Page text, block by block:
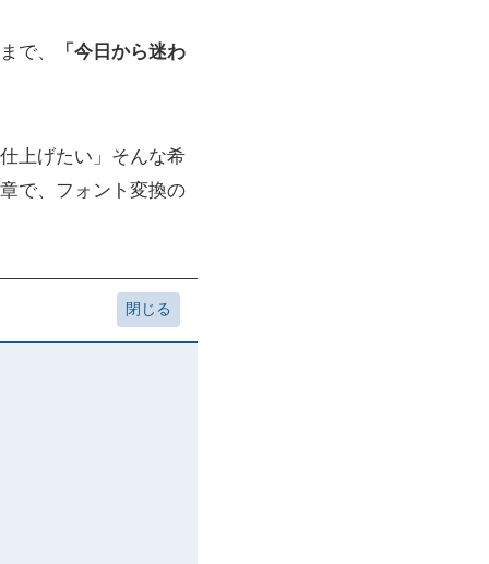
で、 「今日から迷わ
上げたい」そんな希
で、フォント変換の